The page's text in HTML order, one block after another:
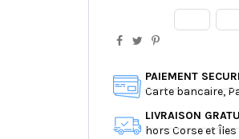
PAIEMENT
Carte bancaire,
LIVRAISON
hors Corse et Îles